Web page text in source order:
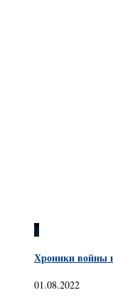
0
Хроники войны
01.08.2022